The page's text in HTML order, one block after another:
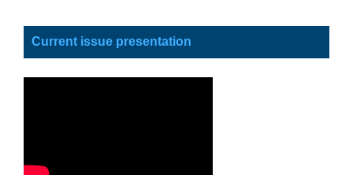
Current issue presentation